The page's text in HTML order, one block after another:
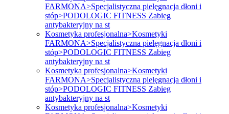
FARMONA>Specjalistyczna pielęgnacja dłoni i
stóp>PODOLOGIC FITNESS Zabieg
antybakteryjny na st
Kosmetyka profesjonalna>Kosmetyki
FARMONA>Specjalistyczna pielęgnacja dłoni i
stóp>PODOLOGIC FITNESS Zabieg
antybakteryjny na st
Kosmetyka profesjonalna>Kosmetyki
FARMONA>Specjalistyczna pielęgnacja dłoni i
stóp>PODOLOGIC FITNESS Zabieg
antybakteryjny na st
Kosmetyka profesjonalna>Kosmetyki